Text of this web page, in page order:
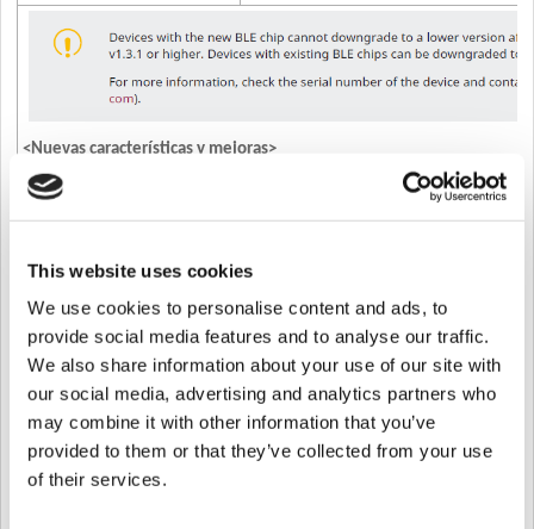
This website uses cookies
We use cookies to personalise content and ads, to
provide social media features and to analyse our traffic.
We also share information about your use of our site with
our social media, advertising and analytics partners who
may combine it with other information that you’ve
provided to them or that they’ve collected from your use
of their services.
<Nuevas características y mejoras>
El modelo XP2-MAPBno está disponibleen EE. UU.,
(Compatible con BioStar v2.9.0 o superior)
Admite el diseño personalizado de tarjetas inteligentes.
Artículo relevante:[BioStar 2] Cómo configurar un
Compatible con un nuevo chip BLE (Bluetooth Low Energy).
Se han cambiado las partes del chip BLE del hardware y
con los chips BLE existentes y nuevos.
Se ha mejorado la sincronización para que se complete si se
varios usuarios con el dispositivo en BioStar 2.
Se ha mejorado la configuración del orden de bytes de salida de
Cuando se utiliza la salida Wiegand u OSDP, se ha
salida de la tarjeta inteligente cuando la información de